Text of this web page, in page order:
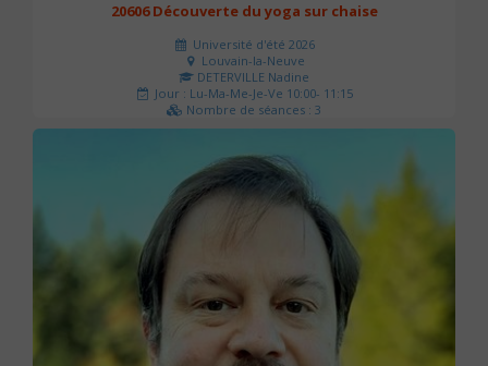
20606 Découverte du yoga sur chaise
Université d'été 2026
Louvain-la-Neuve
DETERVILLE Nadine
Jour : Lu-Ma-Me-Je-Ve 10:00- 11:15
Nombre de séances : 3
30 €